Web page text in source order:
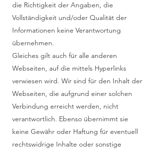
die Richtigkeit der Angaben, die
Vollständigkeit und/oder Qualität der
Informationen keine Verantwortung
übernehmen.
Gleiches gilt auch für alle anderen
Webseiten, auf die mittels Hyperlinks
verwiesen wird. Wir sind für den Inhalt der
Webseiten, die aufgrund einer solchen
Verbindung erreicht werden, nicht
verantwortlich. Ebenso übernimmt sie
keine Gewähr oder Haftung für eventuell
rechtswidrige Inhalte oder sonstige